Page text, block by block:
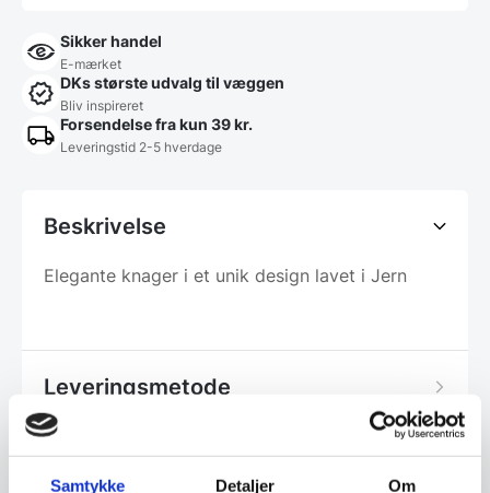
Samtykke Detaljer Om
Sikker handel
E-mærket
DKs største udvalg til væggen
Bliv inspireret
Forsendelse fra kun 39 kr.
Leveringstid 2-5 hverdage
Beskrivelse
Elegante knager i et unik design lavet i Jern
Leveringsmetode
Har du spørgsmål til varen? Klik her